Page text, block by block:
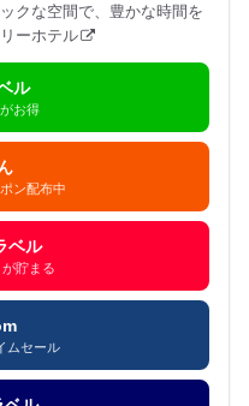
クな空間で、豊かな時間を
ーホテル
ル
お得
ン配布中
ベル
貯まる
ムセール